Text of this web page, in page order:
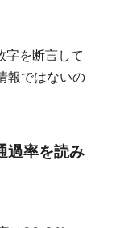
を断言して
報ではないの
過率を読み